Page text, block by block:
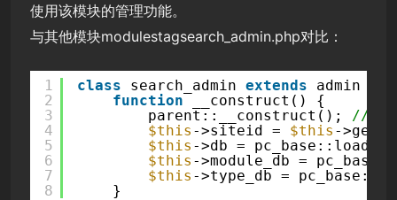
使用该模块的管理功能。
与其他模块modulestagsearch_admin.php对比：
1
2
3
4
5
6
7
8
class search_admin extends
admin {
function
__construct() {
parent::__construct(); //父类
$this ->siteid = $this -
$this ->db =
$this ->module_db =
$this ->type_db =
}